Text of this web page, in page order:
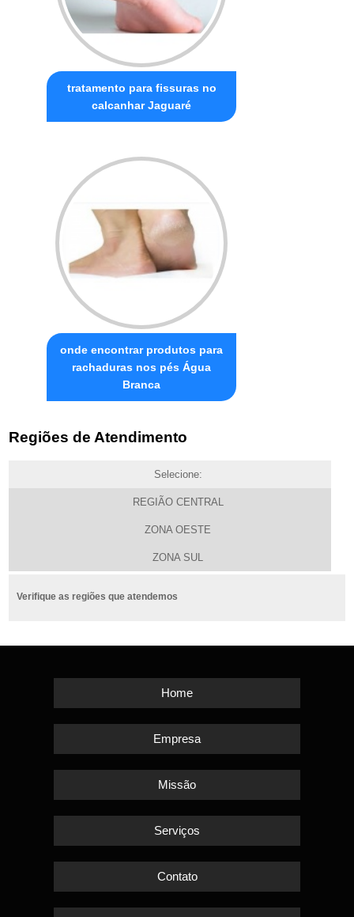
tratamento para fissuras no
calcanhar Jaguaré
onde encontrar produtos para
rachaduras nos pés Água
Branca
Regiões de Atendimento
Selecione:
REGIÃO CENTRAL
ZONA OESTE
ZONA SUL
Verifique as regiões que atendemos
Home
Empresa
Missão
Serviços
Contato